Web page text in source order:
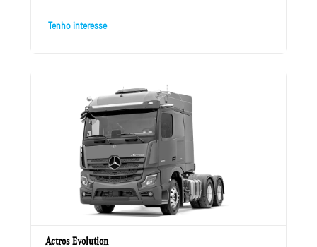
Tenho interesse
Actros Evolution